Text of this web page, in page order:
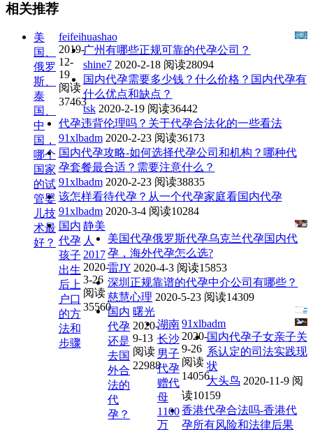
相关推荐
美
国、
俄罗
斯、
泰
国、
中
国，
哪个
国家
的试
管婴
儿技
术最
好？
feifeihuashao
2019-
12-
19
阅读
37463
广州有哪些正规可靠的代孕公司？
shine7 2020-2-18 阅读28094
国内代孕需要多少钱？什么价格？国内代孕有
什么优点和缺点？
tsk 2020-2-19 阅读36442
代孕违背伦理吗？关于代孕合法化的一些看法
91xlbadm 2020-2-23 阅读36173
国内代孕攻略-如何选择代孕公司和机构？哪种代
孕套餐最合适？需要注意什么？
91xlbadm 2020-2-23 阅读38835
该怎样看待代孕？从一个代孕家庭看国内代孕
91xlbadm 2020-3-4 阅读10284
国内
代孕
孩子
出生
后上
户口
的方
法和
步骤
静美
人
2017
2020-
3-26
阅读
35560
美国代孕俄罗斯代孕乌克兰代孕国内代
孕，海外代孕怎么选?
雷JY 2020-4-3 阅读15853
深圳正规靠谱的代孕中介公司有哪些？
慈慧心理 2020-5-23 阅读14309
国内
代孕
还是
去国
外合
法的
代
孕？
曙光
2020-
9-13
阅读
22988
湖南
长沙
男子
代孕
赠代
母
1100
万
91xlbadm
2020-
9-26
阅读
14056
国内代孕子女亲子关
系认定的司法实践现
状
大头鸟 2020-11-9 阅
读10159
香港代孕合法吗-香港代
孕所有风险和法律后果